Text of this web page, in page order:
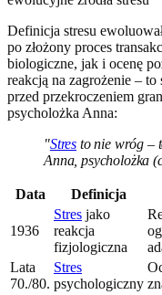
Definicja stresu
po złożony proces
biologiczne, jak i ocenę
reakcją na zagrożenie – to
przed przekroczeniem
psycholożka Anna:
"Stres to nie wróg –
Anna, psycholożka
Data Definicja
1936
Stres jako
reakcja
fizjologiczna
Lata
70./80.
Stres
psychologiczny